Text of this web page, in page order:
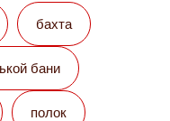
бахта
бани
полок